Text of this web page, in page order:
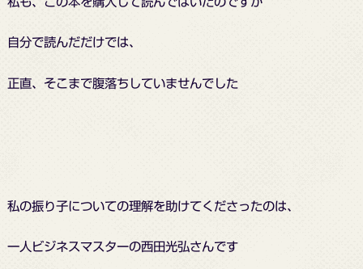
自分で読んだだけでは、
正直、そこまで腹落ちしていませんでした
私の振り子についての理解を助けてくださったのは、
一人ビジネスマスターの西田光弘さんです